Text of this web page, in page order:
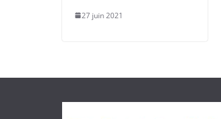
27 juin 2021